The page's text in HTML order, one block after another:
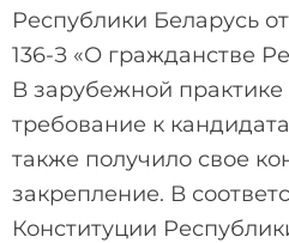
Республики Беларусь
136-З «О гражданстве
В зарубежной практике
требование к
также получило свое
закрепление. В
Конституции